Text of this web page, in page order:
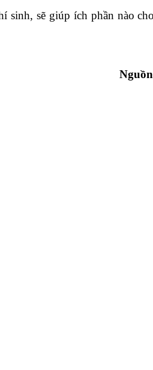
sinh, sẽ giúp ích phần nào